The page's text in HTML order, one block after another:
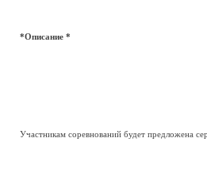
*Описание *
Участникам соревнований будет предложена